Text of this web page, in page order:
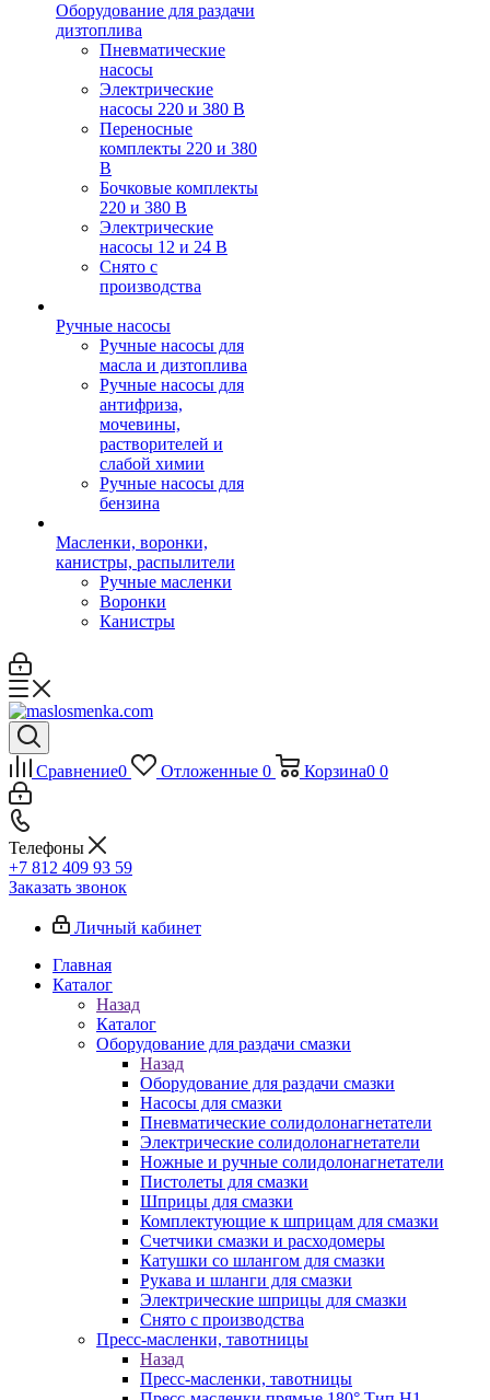
Оборудование для раздачи
дизтоплива
Пневматические
насосы
Электрические
насосы 220 и 380 В
Переносные
комплекты 220 и 380
В
Бочковые комплекты
220 и 380 В
Электрические
насосы 12 и 24 В
Снято с
производства
Ручные насосы
Ручные насосы для
масла и дизтоплива
Ручные насосы для
антифриза,
мочевины,
растворителей и
слабой химии
Ручные насосы для
бензина
Масленки, воронки,
канистры, распылители
Ручные масленки
Воронки
Канистры
Сравнение0 Отложенные 0 Корзина0 0
Телефоны
+7 812 409 93 59
Заказать звонок
Личный кабинет
Главная
Каталог
Назад
Каталог
Оборудование для раздачи смазки
Назад
Оборудование для раздачи смазки
Насосы для смазки
Пневматические солидолонагнетатели
Электрические солидолонагнетатели
Ножные и ручные солидолонагнетатели
Пистолеты для смазки
Шприцы для смазки
Комплектующие к шприцам для смазки
Счетчики смазки и расходомеры
Катушки со шлангом для смазки
Рукава и шланги для смазки
Электрические шприцы для смазки
Снято с производства
Пресс-масленки, тавотницы
Назад
Пресс-масленки, тавотницы